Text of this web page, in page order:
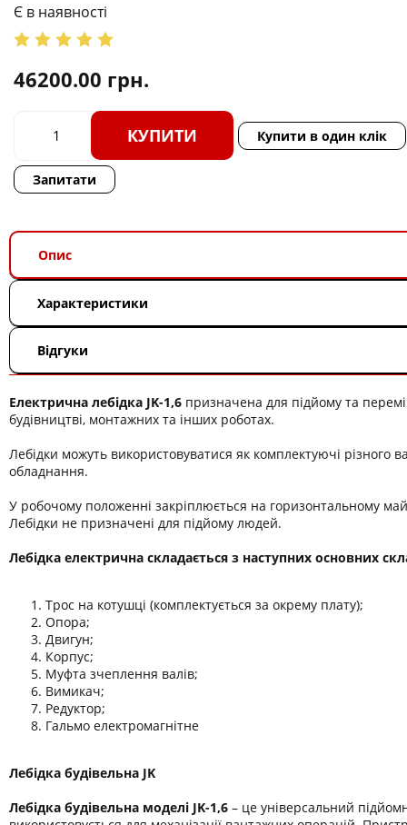
Є в наявності
46200.00 грн.
КУПИТИ Купити в один клік
Запитати
Опис
Характеристики
Відгуки
Електрична лебідка JK-1,6 призначена для підйому та
будівництві, монтажних та інших роботах.
Лебідки можуть використовуватися як комплектуючі різного
обладнання.
У робочому положенні закріплюється на горизонтальному
Лебідки не призначені для підйому людей.
Лебідка електрична складається з наступних основних
Трос на котушці (комплектується за окрему плату);
Опора;
Двигун;
Корпус;
Муфта зчеплення валів;
Вимикач;
Редуктор;
Гальмо електромагнітне
Лебідка будівельна JK
Лебідка будівельна моделі JK-1,6 – це універсальний